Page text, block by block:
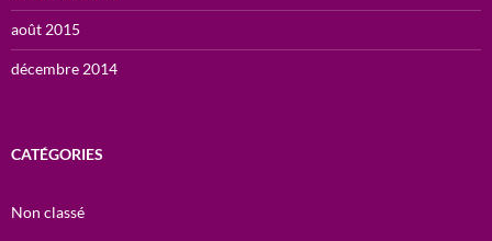
août 2015
décembre 2014
CATÉGORIES
Non classé